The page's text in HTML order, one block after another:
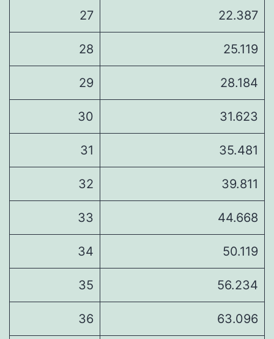
27 22.387
28 25.119
29 28.184
30 31.623
31 35.481
32 39.811
33 44.668
34 50.119
35 56.234
36 63.096